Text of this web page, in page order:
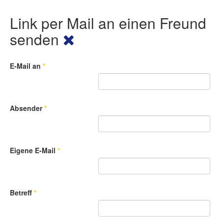
Link per Mail an einen Freund
senden
E-Mail an *
Absender*
Eigene E-Mail *
Betreff *